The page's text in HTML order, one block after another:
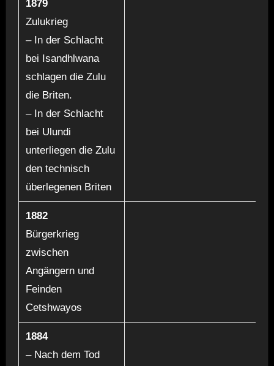
1879
Zulukrieg
– In der Schlacht
bei Isandhlwana
schlagen die Zulu
die Briten.
– In der Schlacht
bei Ulundi
unterliegen die Zulu
den technisch
überlegenen Briten
1882
Bürgerkrieg
zwischen
Angängern und
Feinden
Cetshwayos
1884
– Nach dem Tod